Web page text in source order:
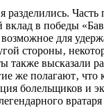
Часть
в победы
для
стороны‚
также высказали
же полагают‚ что
болельщиков и